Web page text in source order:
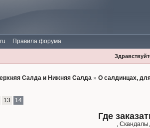
Правила форума
Салда и Нижняя Салда» О салдинцах,
13 14
Где
,